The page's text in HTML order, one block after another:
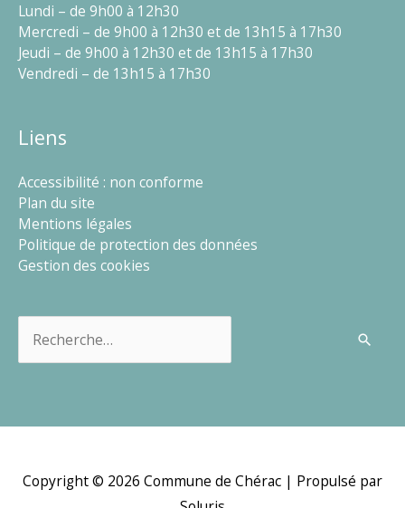
Lundi – de 9h00 à 12h30
Mercredi – de 9h00 à 12h30 et de 13h15 à 17h30
Jeudi – de 9h00 à 12h30 et de 13h15 à 17h30
Vendredi – de 13h15 à 17h30
Liens
Accessibilité : non conforme
Plan du site
Mentions légales
Politique de protection des données
Gestion des cookies
Copyright © 2026 Commune de Chérac | Propulsé par